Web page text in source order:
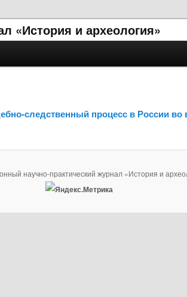
«История и археология»
следственный процесс в России во
научно-практический журнал «История и